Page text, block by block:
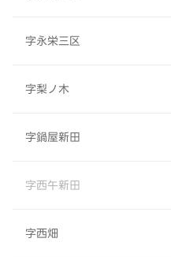
字永栄三区
字梨ノ木
字鍋屋新田
字西午新田
字西畑